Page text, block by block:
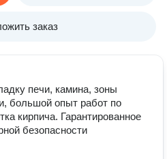
заказ
печи, камина, зоны
большой опыт работ по
кирпича. Гарантированное
безопасности